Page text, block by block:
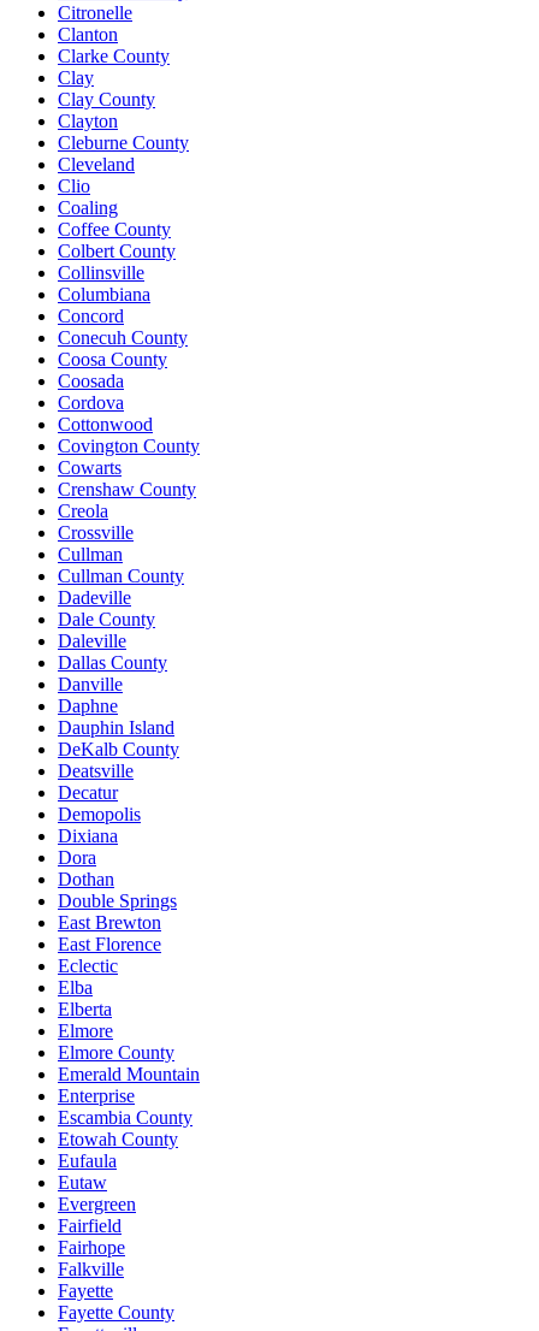
Citronelle
Clanton
Clarke County
Clay
Clay County
Clayton
Cleburne County
Cleveland
Clio
Coaling
Coffee County
Colbert County
Collinsville
Columbiana
Concord
Conecuh County
Coosa County
Coosada
Cordova
Cottonwood
Covington County
Cowarts
Crenshaw County
Creola
Crossville
Cullman
Cullman County
Dadeville
Dale County
Daleville
Dallas County
Danville
Daphne
Dauphin Island
DeKalb County
Deatsville
Decatur
Demopolis
Dixiana
Dora
Dothan
Double Springs
East Brewton
East Florence
Eclectic
Elba
Elberta
Elmore
Elmore County
Emerald Mountain
Enterprise
Escambia County
Etowah County
Eufaula
Eutaw
Evergreen
Fairfield
Fairhope
Falkville
Fayette
Fayette County